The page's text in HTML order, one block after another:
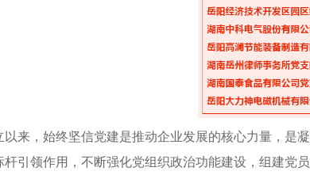
来，始终坚信党建是推动企业发展的核心力量，是
杆引领作用，不断强化党组织政治功能建设，组建党